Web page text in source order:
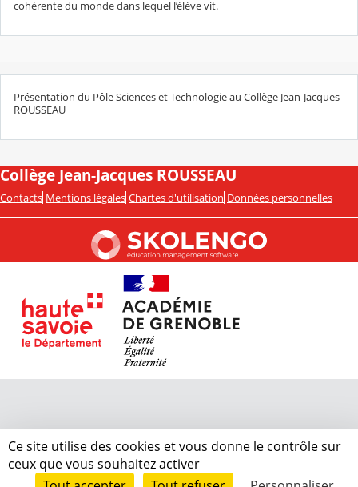
cohérente du monde dans lequel l’élève vit.
Présentation du Pôle Sciences et Technologie au Collège Jean-Jacques
ROUSSEAU
Collège Jean-Jacques ROUSSEAU
Contacts Mentions légales Chartes d'utilisation Données personnelles
Ce site utilise des cookies et vous donne le contrôle sur
ceux que vous souhaitez activer